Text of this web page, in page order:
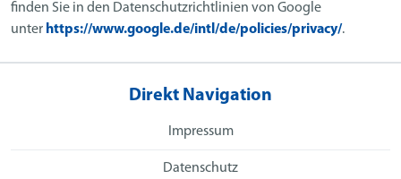
finden Sie in den Datenschutzrichtlinien von Google
unter https://www.google.de/intl/de/policies/privacy/.
Direkt Navigation
Impressum
Datenschutz